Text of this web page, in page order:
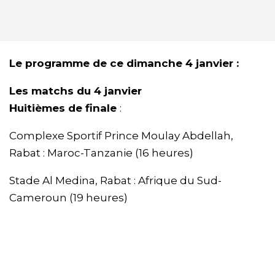
Le programme de ce dimanche 4 janvier :
Les matchs du 4 janvier
Huitièmes de finale :
Complexe Sportif Prince Moulay Abdellah,
Rabat : Maroc-Tanzanie (16 heures)
Stade Al Medina, Rabat : Afrique du Sud-
Cameroun (19 heures)